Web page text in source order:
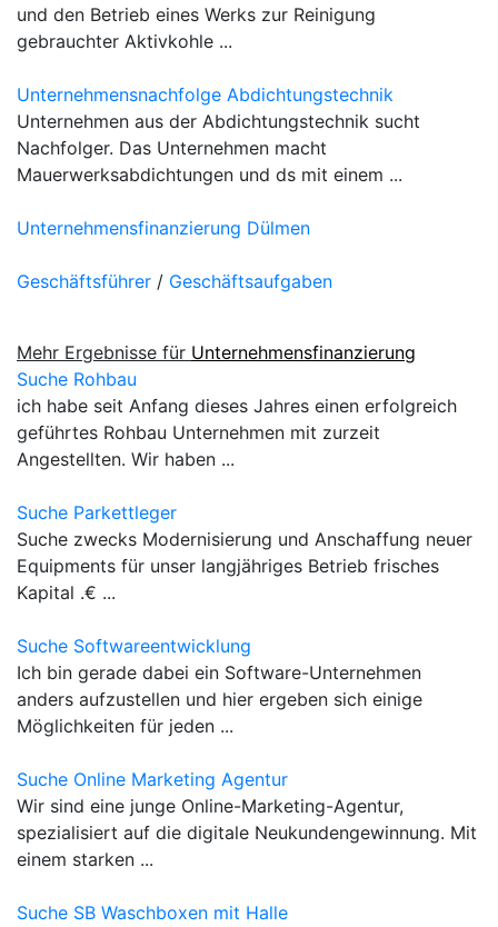
und den Betrieb eines Werks zur Reinigung
gebrauchter Aktivkohle ...
Unternehmensnachfolge Abdichtungstechnik
Unternehmen aus der Abdichtungstechnik sucht
Nachfolger. Das Unternehmen macht
Mauerwerksabdichtungen und ds mit einem ...
Unternehmensfinanzierung Dülmen
Geschäftsführer / Geschäftsaufgaben
Mehr Ergebnisse für Unternehmensfinanzierung
Suche Rohbau
ich habe seit Anfang dieses Jahres einen erfolgreich
geführtes Rohbau Unternehmen mit zurzeit
Angestellten. Wir haben ...
Suche Parkettleger
Suche zwecks Modernisierung und Anschaffung neuer
Equipments für unser langjähriges Betrieb frisches
Kapital .€ ...
Suche Softwareentwicklung
Ich bin gerade dabei ein Software-Unternehmen
anders aufzustellen und hier ergeben sich einige
Möglichkeiten für jeden ...
Suche Online Marketing Agentur
Wir sind eine junge Online-Marketing-Agentur,
spezialisiert auf die digitale Neukundengewinnung. Mit
einem starken ...
Suche SB Waschboxen mit Halle